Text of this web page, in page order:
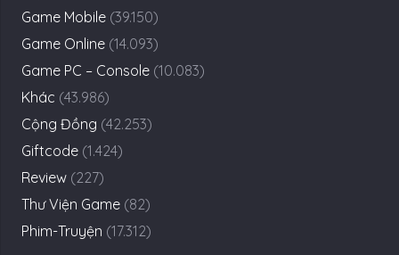
Game Mobile (39.150)
Game Online (14.093)
Game PC – Console (10.083)
Khác (43.986)
Cộng Đồng (42.253)
Giftcode (1.424)
Review (227)
Thư Viện Game (82)
Phim-Truyện (17.312)